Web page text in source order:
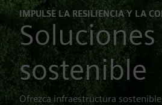
IMPULSE LA RESILIENCIA Y LA
sostenible
Ofrezca infraestructura